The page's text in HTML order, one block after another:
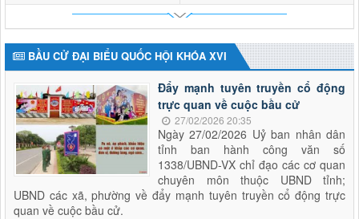
BẦU CỬ ĐẠI BIỂU QUỐC HỘI KHÓA XVI
Đẩy mạnh tuyên truyền cổ động
trực quan về cuộc bầu cử
27/02/2026 20:35
Ngày 27/02/2026 Uỷ ban nhân dân
tỉnh ban hành công văn số
1338/UBND-VX chỉ đạo các cơ quan
chuyên môn thuộc UBND tỉnh;
UBND các xã, phường về đẩy mạnh tuyên truyền cổ động trực
quan về cuộc bầu cử.